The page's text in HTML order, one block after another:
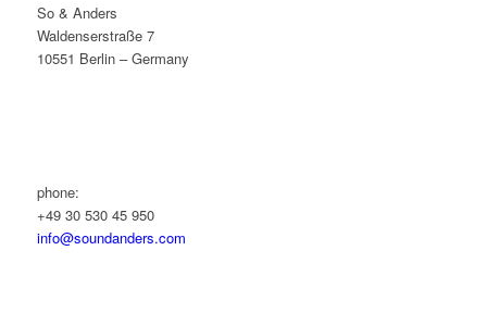
So & Anders
Waldenserstraße 7
10551 Berlin – Germany
phone:
+49 30 530 45 950
info@soundanders.com